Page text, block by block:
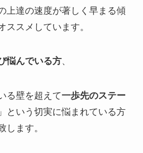
上達の速度が著しく早まる傾
ススメしています。
悩んでいる方、
る壁を超えて一歩先のステー
という切実に悩まれている方
します。